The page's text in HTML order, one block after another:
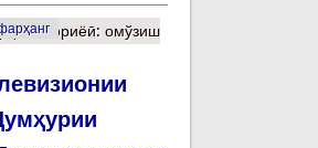
ориёӣ: омўзиш